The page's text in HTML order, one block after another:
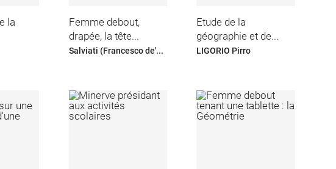
la
Femme debout,
drapée, la tête...
Salviati (Francesco de'...
Etude de la
géographie et de...
LIGORIO Pirro